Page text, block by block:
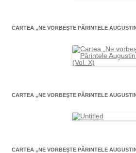
CARTEA „NE VORBEŞTE PĂRINTELE
CARTEA „NE VORBEŞTE PĂRINTELE
CARTEA „NE VORBEŞTE PĂRINTELE